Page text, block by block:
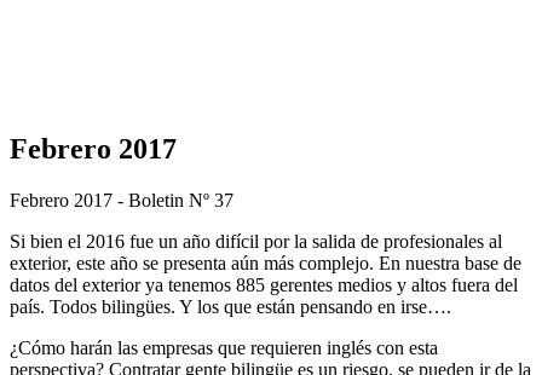
Febrero 2017
Febrero 2017 - Boletin Nº 37
Si bien el 2016 fue un año difícil por la salida de profesionales al
exterior, este año se presenta aún más complejo. En nuestra base de
datos del exterior ya tenemos 885 gerentes medios y altos fuera del
país. Todos bilingües. Y los que están pensando en irse….
¿Cómo harán las empresas que requieren inglés con esta
perspectiva? Contratar gente bilingüe es un riesgo, se pueden ir de la